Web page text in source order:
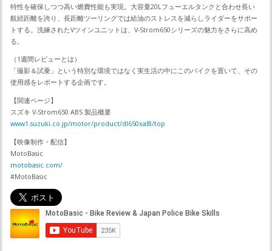
特性を確保しつつ高い燃費性能も実現。大容量20Lフューエルタンクと合わせ長い
航続距離を誇り、長距離ツーリングでは給油のストレスを減らしライダーをサポー
トする。洗練されたVツインユニットは、V-Strom650シリーズの魅力をさらに高め
る。
（1週間レビューとは）
「撮影＆試乗」という特別な環境ではなく実生活の中にこのバイクを置いて、その
使用感をレポートする企画です。
【関連ページ】
スズキ V-Strom650 ABS 製品概要
www1.suzuki.co.jp/motor/product/dl650xal8/top
【映像制作・配信】
MotoBasic
motobasic.com/
#MotoBasic